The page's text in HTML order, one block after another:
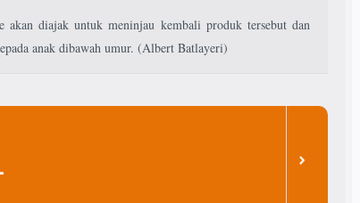
akan diajak untuk meninjau kembali produk tersebut dan
anak dibawah umur. (Albert Batlayeri)